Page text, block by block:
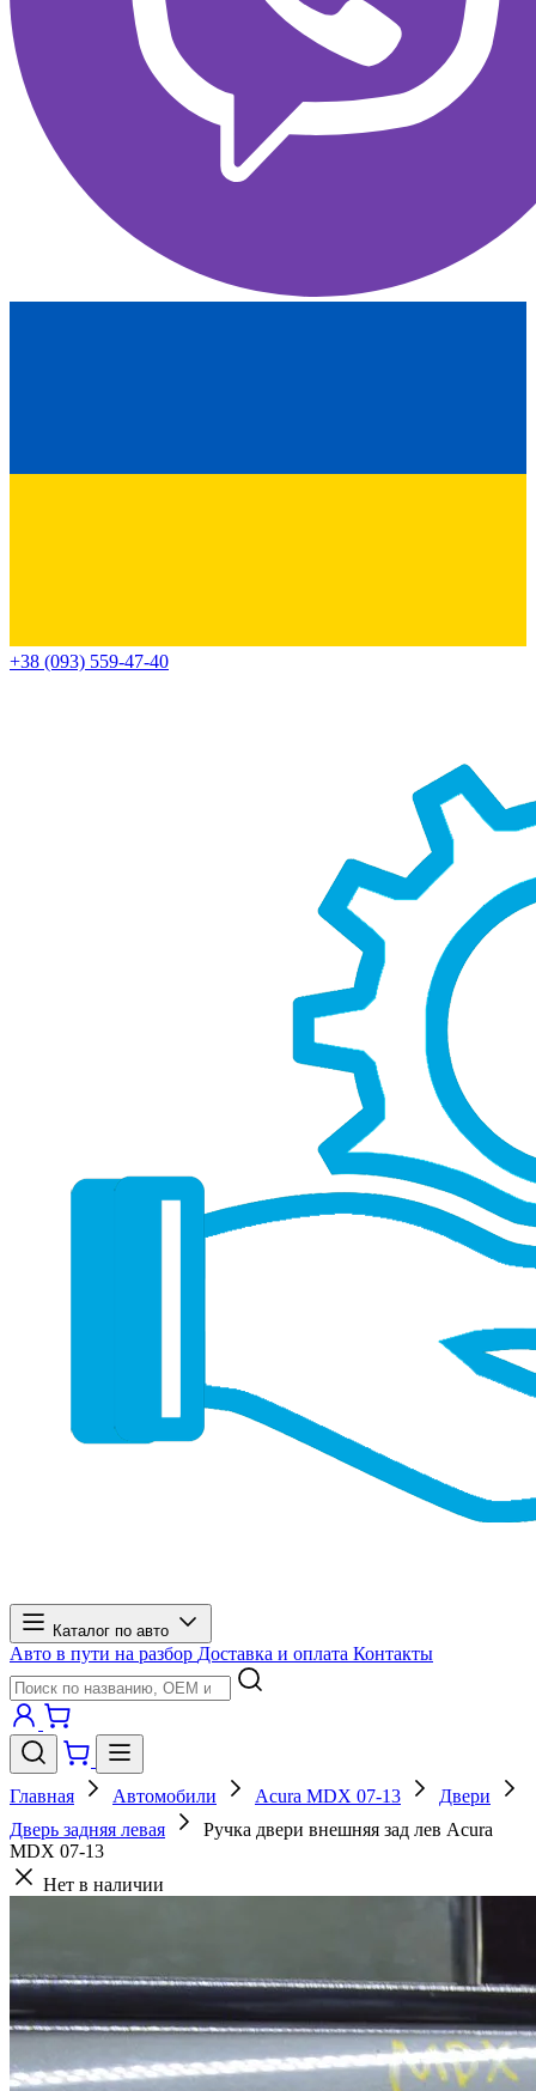
+38 (093) 559-47-40
Каталог по авто
Авто в пути на разбор Доставка и оплата Контакты
Главная Автомобили Acura MDX 07-13
Двери
Дверь задняя левая
Ручка двери внешняя зад лев Acura
MDX 07-13
Нет в наличии